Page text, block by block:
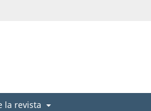
la revista